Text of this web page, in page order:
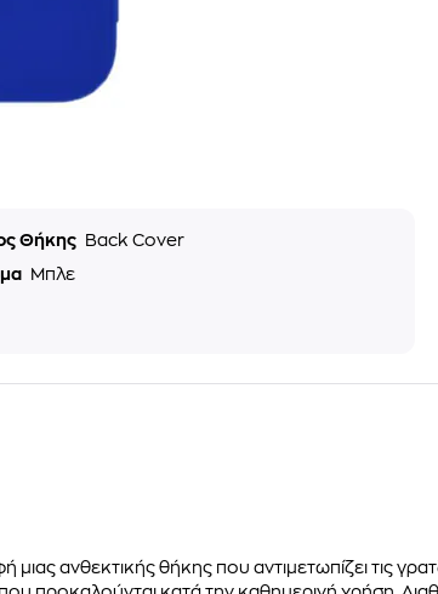
Θήκης
Back Cover
Μπλε
μιας ανθεκτικής θήκης που αντιμετωπίζει τις